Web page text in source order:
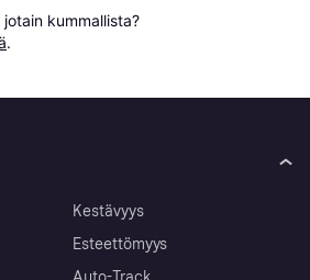
kummallista?
.
Kestävyys
Esteettömyys